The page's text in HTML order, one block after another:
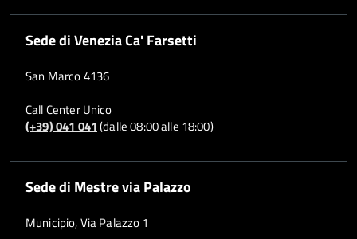
Sede di Venezia Ca' Farsetti
San Marco 4136
Call Center Unico
(+39) 041 041(dalle 08:00 alle 18:00)
Sede di Mestre via Palazzo
Municipio, Via Palazzo 1